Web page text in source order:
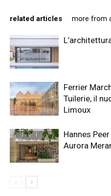
related articles more from
Ferrier
Tuilerie, il
Limoux
Hannes
Aurora